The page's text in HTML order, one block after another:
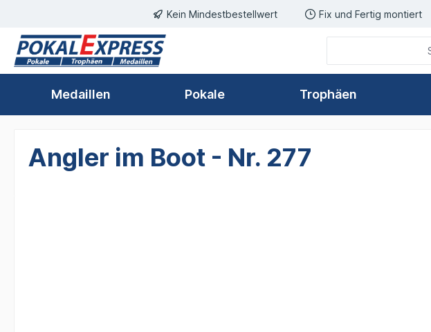
Zur Hauptnavigation springenKein Mindestbestellwert Fix und Fertig montiert
Medaillen Pokale Trophäen
Angler im Boot - Nr. 277